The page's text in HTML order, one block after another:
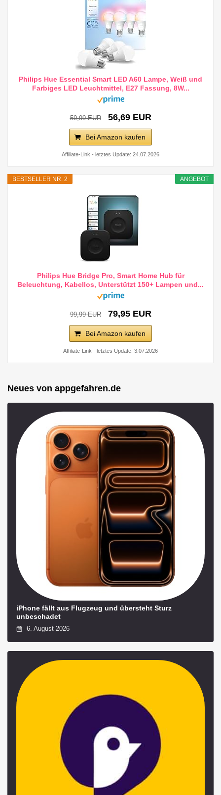
Philips Hue Essential Smart LED A60 Lampe, Weiß und
Farbiges LED Leuchtmittel, E27 Fassung, 8W...
59,99 EUR 56,69 EUR
Bei Amazon kaufen
Affiliate-Link - letztes Update: 24.07.2026
ANGEBOT
BESTSELLER NR. 2
Philips Hue Bridge Pro, Smart Home Hub für
Beleuchtung, Kabellos, Unterstützt 150+ Lampen und...
99,99 EUR 79,95 EUR
Bei Amazon kaufen
Affiliate-Link - letztes Update: 3.07.2026
Neues von appgefahren.de
iPhone fällt aus Flugzeug und übersteht Sturz
unbeschadet
6. August 2026